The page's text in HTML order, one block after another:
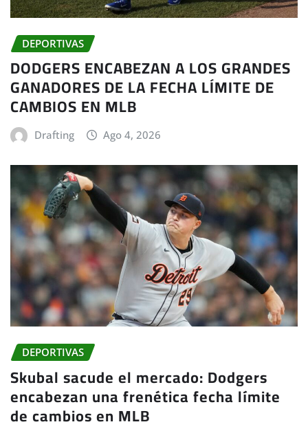
DEPORTIVAS
DODGERS ENCABEZAN A LOS GRANDES
GANADORES DE LA FECHA LÍMITE DE
CAMBIOS EN MLB
Drafting Ago 4, 2026
DEPORTIVAS
Skubal sacude el mercado: Dodgers
encabezan una frenética fecha límite
de cambios en MLB